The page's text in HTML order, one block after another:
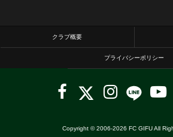
クラブ概要
プライバシーポリシー
Copyright © 2006-2026 FC GIFU All